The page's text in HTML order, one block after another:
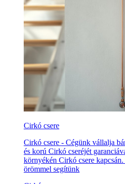
Cirkó csere
Cirkó csere - Cégünk vállalja
és korú Cirkó cseréjét
környékén Cirkó csere
örömmel segítünk